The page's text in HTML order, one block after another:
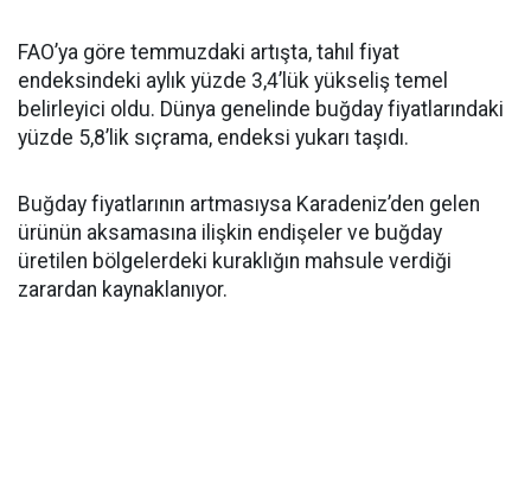
FAO’ya göre temmuzdaki artışta, tahıl fiyat
endeksindeki aylık yüzde 3,4’lük yükseliş temel
belirleyici oldu. Dünya genelinde buğday fiyatlarındaki
yüzde 5,8’lik sıçrama, endeksi yukarı taşıdı.
Buğday fiyatlarının artmasıysa Karadeniz’den gelen
ürünün aksamasına ilişkin endişeler ve buğday
üretilen bölgelerdeki kuraklığın mahsule verdiği
zarardan kaynaklanıyor.